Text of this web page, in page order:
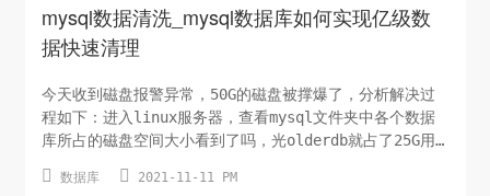
mysql数据清洗_mysql数据库如何实现亿级数
据快速清理
今天收到磁盘报警异常，50G的磁盘被撑爆了，分析解决过
程如下：进入linux服务器，查看mysql文件夹中各个数据
库所占的磁盘空间大小看到了吗，光olderdb就占了25G用
况SELECT CONCAT(table_schema,'.',table_name)
 数据库  2021-11-11 PM